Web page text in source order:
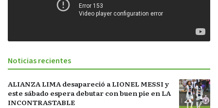
Noticias recientes
ALIANZA LIMA desapareció a LIONEL MESSI y
este sábado espera debutar con buen pie en LA
INCONTRASTABLE